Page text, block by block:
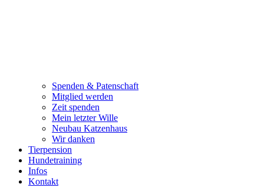
Spenden & Patenschaft
Mitglied werden
Zeit spenden
Mein letzter Wille
Neubau Katzenhaus
Wir danken
Tierpension
Hundetraining
Infos
Kontakt